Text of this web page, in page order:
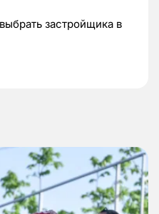
застройщика в